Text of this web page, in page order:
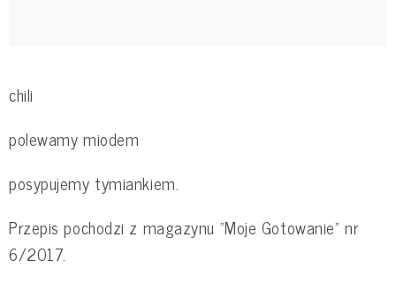
chili
polewamy miodem
posypujemy tymiankiem.
Przepis pochodzi z magazynu "Moje Gotowanie" nr
6/2017.